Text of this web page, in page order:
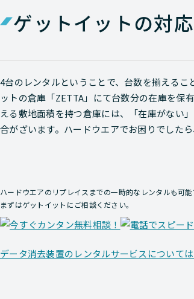
ゲットイットの対応
4台のレンタルということで、台数を揃える
ットの倉庫「ZETTA」にて台数分の在庫を保
える敷地面積を持つ倉庫には、「在庫がない
合がざいます。ハードウエアでお困りでした
ハードウエアのリプレイスまでの一時的なレンタルも可能
まずはゲットイットにご相談ください。
データ消去装置のレンタルサービスについて